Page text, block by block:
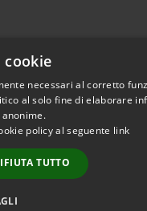
Copyright © 2026 •
necessari al corretto
al solo fine di elaborare
policy al seguente link
TUTTO